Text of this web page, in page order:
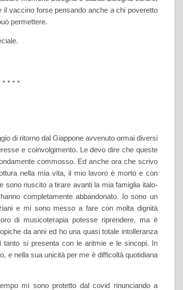
vaccino forse pensando anche a chi poveretto
permettere.
* * * *
di ritorno dal Giappone avvenuto ormai diversi
e coinvolgimento. Le devo dire che queste
commosso. Ed anche ora che scrivo
nella mia vita, il mio lavoro è morto e con
sono riuscito a tirare avanti la mia famiglia italo-
completamente abbandonato. Io sono un
e mi sono messo a fare con molta dignità
di musicoterapia potesse riprendere, ma è
da anni ed ho una quasi totale intolleranza
si presenta con le aritmie e le sincopi. In
e nella sua unicità per me è difficoltà quotidiana
mi sono protetto dal covid rinunciando a